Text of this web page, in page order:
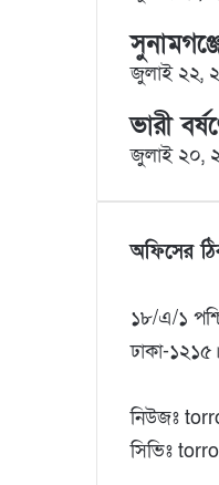
জুলাই ২২,
ভারী
জুলাই ২০,
অফিসের
১৮/এ/১
ঢাকা-১২১৫।
নিউজঃ
সিভিঃ